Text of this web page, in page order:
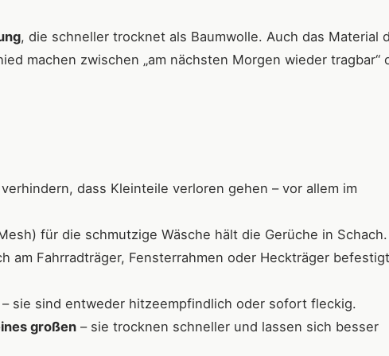
, die schneller trocknet als Baumwolle. Auch das Material
machen zwischen „am nächsten Morgen wieder tragbar“
dass Kleinteile verloren gehen – vor allem im
für die schmutzige Wäsche hält die Gerüche in Schach.
am Fahrradträger, Fensterrahmen oder Heckträger befestigt
– sie sind entweder hitzeempfindlich oder sofort fleckig.
großen – sie trocknen schneller und lassen sich besser